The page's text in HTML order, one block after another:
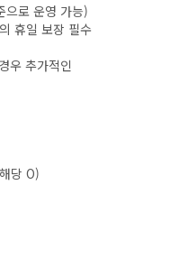
로 운영 가능)
휴일 보장 필수
우 추가적인
당 O)